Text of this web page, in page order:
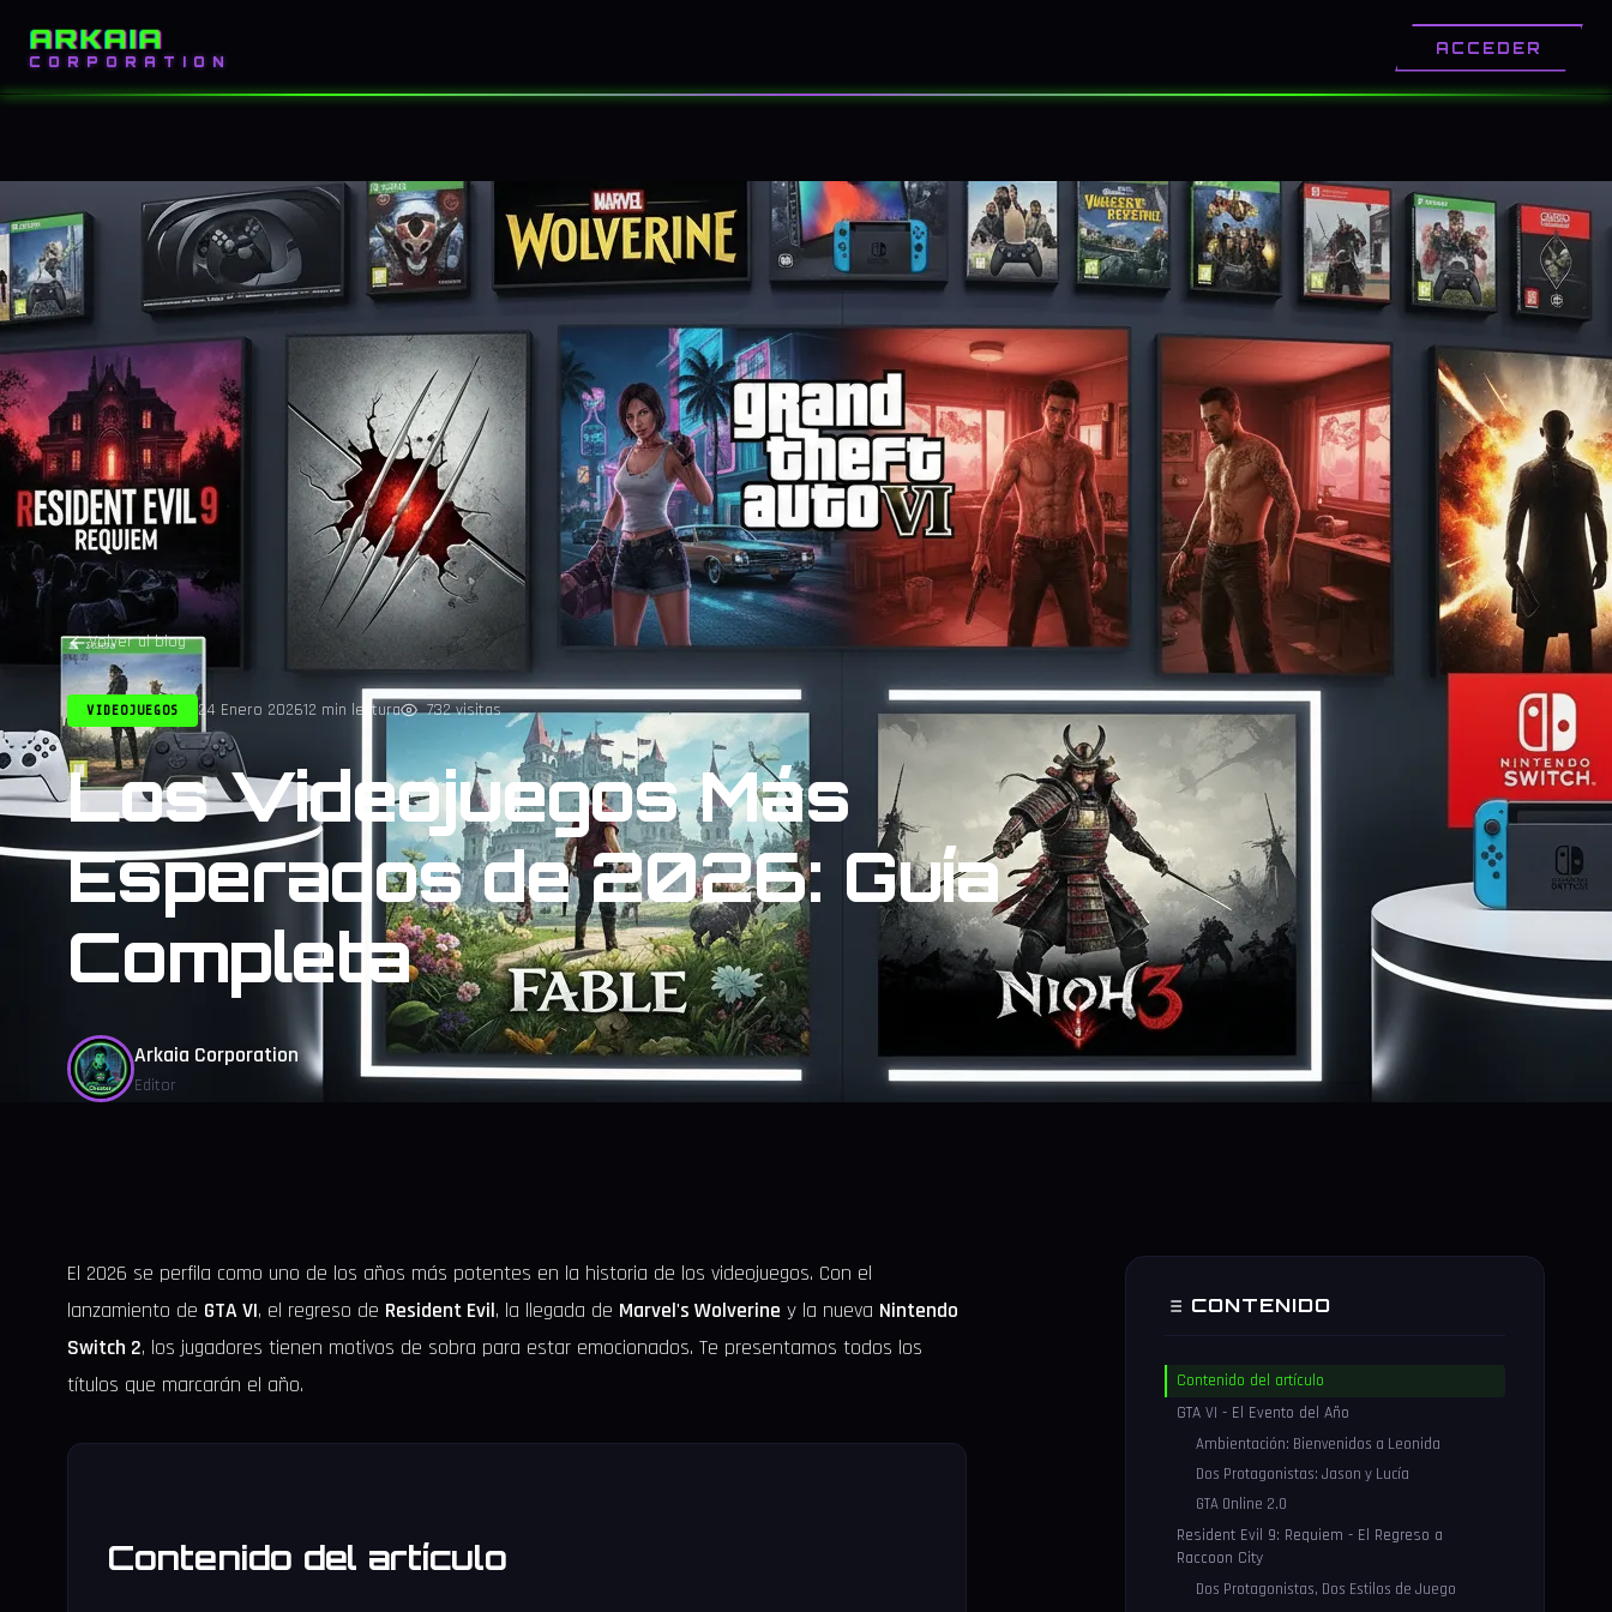
ARKAIA
CORPORATION
ACCEDER
Volver al blog
VIDEOJUEGOS 24 Enero 202612 min lectura 732 visitas
Los Videojuegos Más
Esperados de 2026: Guía
Completa
Arkaia Corporation
Editor
El 2026 se perfila como uno de los años más potentes en la historia de los videojuegos. Con el
lanzamiento de GTA VI, el regreso de Resident Evil, la llegada de Marvel's Wolverine y la nueva Nintendo
Switch 2, los jugadores tienen motivos de sobra para estar emocionados. Te presentamos todos los
títulos que marcarán el año.
Contenido del artículo
CONTENIDO
Contenido del artículo
GTA VI - El Evento del Año
Ambientación: Bienvenidos a Leonida
Dos Protagonistas: Jason y Lucía
GTA Online 2.0
Resident Evil 9: Requiem - El Regreso a
Raccoon City
Dos Protagonistas, Dos Estilos de Juego